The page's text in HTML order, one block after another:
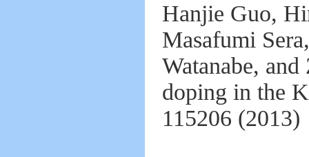
Hanjie Guo,
Masafumi
Watanabe,
doping in the
115206 (2013)